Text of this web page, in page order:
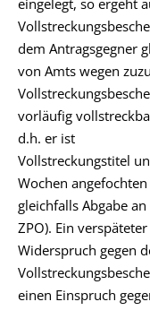
eingelegt, so ergeht
dem Antragsgegner
von Amts wegen
vorläufig
d.h. er ist
Vollstreckungstitel
Wochen
gleichfalls Abgabe
ZPO). Ein verspäteter
Widerspruch gegen
einen Einspruch